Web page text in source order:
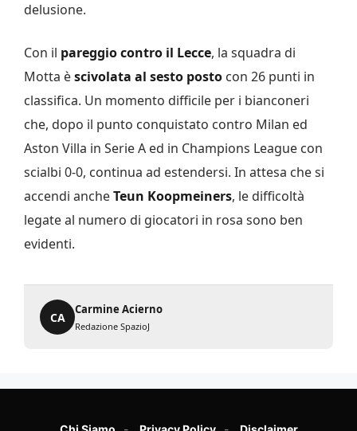
delusione.
Con il pareggio contro il Lecce, la squadra di
Motta èscivolata al sesto posto con 26 punti in
classifica. Un momento difficile per i bianconeri
che, dopo il punto conquistato contro Milan ed
Aston Villa in Serie A ed in Champions League con
scialbi 0-0, continua ad estendersi. In attesa che si
accendi ancheTeun Koopmeiners, le difficoltà
legate al numero di giocatori in rosa sono ben
evidenti.
CA
Carmine Acierno
Redazione SpazioJ